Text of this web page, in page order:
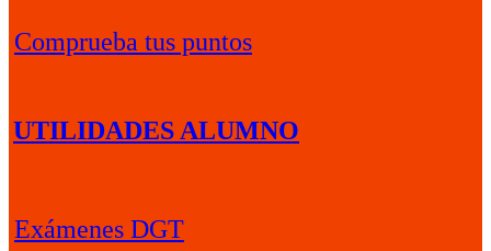
Comprueba tus puntos
UTILIDADES ALUMNO
Exámenes DGT